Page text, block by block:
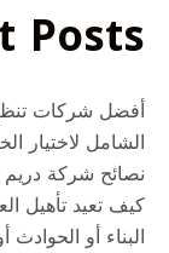
Posts
أفضل شركات
الشامل لاختيار
نصائح شركة دريم
كيف تعيد تأهيل
البناء أو الحوادث